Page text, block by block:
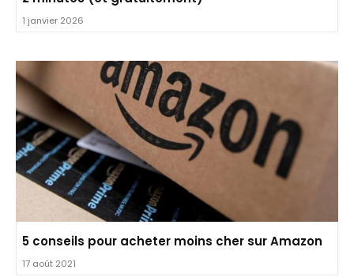
1 janvier 2026
5 conseils pour acheter moins cher sur Amazon
17 août 2021